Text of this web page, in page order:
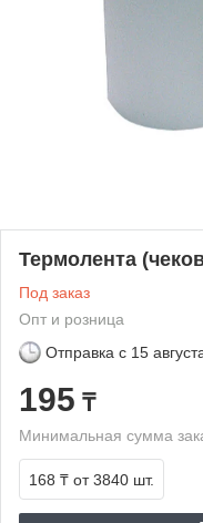
Термолента
Под заказ
Опт и розница
Отправка с 15
195 ₸
Минимальная сумма
168 ₸ от 3840 шт.